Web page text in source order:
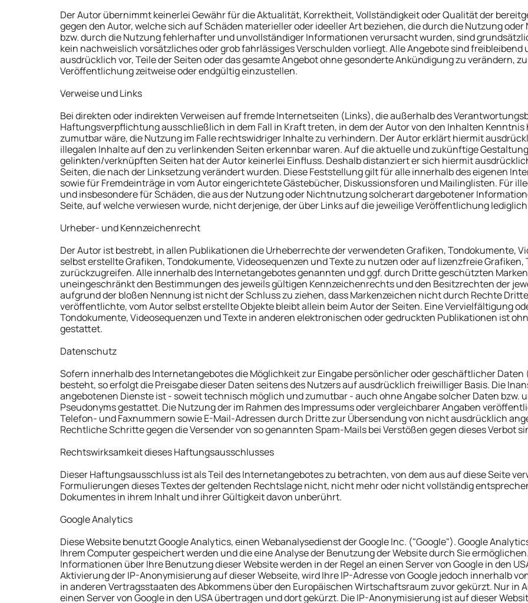
Der Autor übernimmt keinerlei Gewähr für die Aktualität, Korrektheit, Vollständigkeit oder Qualität der
gegen den Autor, welche sich auf Schäden materieller oder ideeller Art beziehen, die durch die Nutzung
bzw. durch die Nutzung fehlerhafter und unvollständiger Informationen verursacht wurden, sind
kein nachweislich vorsätzliches oder grob fahrlässiges Verschulden vorliegt. Alle Angebote sind
ausdrücklich vor, Teile der Seiten oder das gesamte Angebot ohne gesonderte Ankündigung zu verändern,
Veröffentlichung zeitweise oder endgültig einzustellen.
Verweise und Links
Bei direkten oder indirekten Verweisen auf fremde Internetseiten (Links), die außerhalb des
Haftungsverpflichtung ausschließlich in dem Fall in Kraft treten, in dem der Autor von den Inhalten
zumutbar wäre, die Nutzung im Falle rechtswidriger Inhalte zu verhindern. Der Autor erklärt hiermit
illegalen Inhalte auf den zu verlinkenden Seiten erkennbar waren. Auf die aktuelle und zukünftige
gelinkten/verknüpften Seiten hat der Autor keinerlei Einfluss. Deshalb distanziert er sich hiermit
Seiten, die nach der Linksetzung verändert wurden. Diese Feststellung gilt für alle innerhalb des eigenen
sowie für Fremdeinträge in vom Autor eingerichtete Gästebücher, Diskussionsforen und Mailinglisten. Für
und insbesondere für Schäden, die aus der Nutzung oder Nichtnutzung solcherart dargebotener
Seite, auf welche verwiesen wurde, nicht derjenige, der über Links auf die jeweilige Veröffentlichung
Urheber- und Kennzeichenrecht
Der Autor ist bestrebt, in allen Publikationen die Urheberrechte der verwendeten Grafiken, Tondokumente,
selbst erstellte Grafiken, Tondokumente, Videosequenzen und Texte zu nutzen oder auf lizenzfreie
zurückzugreifen. Alle innerhalb des Internetangebotes genannten und ggf. durch Dritte geschützten
uneingeschränkt den Bestimmungen des jeweils gültigen Kennzeichenrechts und den Besitzrechten der
aufgrund der bloßen Nennung ist nicht der Schluss zu ziehen, dass Markenzeichen nicht durch Rechte
veröffentlichte, vom Autor selbst erstellte Objekte bleibt allein beim Autor der Seiten. Eine Vervielfältigung
Tondokumente, Videosequenzen und Texte in anderen elektronischen oder gedruckten Publikationen ist
gestattet.
Datenschutz
Sofern innerhalb des Internetangebotes die Möglichkeit zur Eingabe persönlicher oder geschäftlicher
besteht, so erfolgt die Preisgabe dieser Daten seitens des Nutzers auf ausdrücklich freiwilliger Basis. Die
angebotenen Dienste ist - soweit technisch möglich und zumutbar - auch ohne Angabe solcher Daten bzw.
Pseudonyms gestattet. Die Nutzung der im Rahmen des Impressums oder vergleichbarer Angaben
Telefon- und Faxnummern sowie E-Mail-Adressen durch Dritte zur Übersendung von nicht ausdrücklich
Rechtliche Schritte gegen die Versender von so genannten Spam-Mails bei Verstößen gegen dieses Verbot
Rechtswirksamkeit dieses Haftungsausschlusses
Dieser Haftungsausschluss ist als Teil des Internetangebotes zu betrachten, von dem aus auf diese Seite
Formulierungen dieses Textes der geltenden Rechtslage nicht, nicht mehr oder nicht vollständig
Dokumentes in ihrem Inhalt und ihrer Gültigkeit davon unberührt.
Google Analytics
Diese Website benutzt Google Analytics, einen Webanalysedienst der Google Inc. ("Google"). Google
Ihrem Computer gespeichert werden und die eine Analyse der Benutzung der Website durch Sie
Informationen über Ihre Benutzung dieser Website werden in der Regel an einen Server von Google in den
Aktivierung der IP-Anonymisierung auf dieser Webseite, wird Ihre IP-Adresse von Google jedoch innerhalb
in anderen Vertragsstaaten des Abkommens über den Europäischen Wirtschaftsraum zuvor gekürzt. Nur in
einen Server von Google in den USA übertragen und dort gekürzt. Die IP-Anonymisierung ist auf dieser